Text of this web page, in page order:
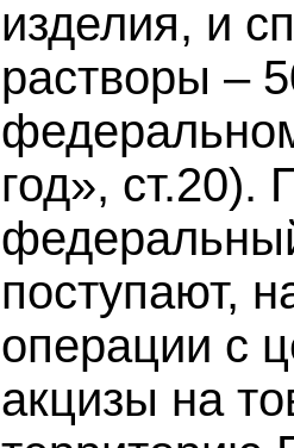
изделия, и
растворы –
год», ст.20).
поступают,
операции с
акцизы на